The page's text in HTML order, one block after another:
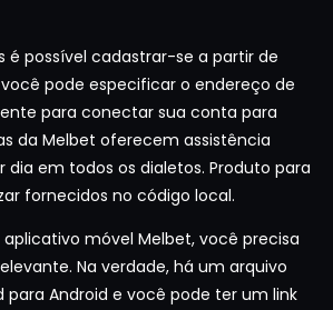
é possível cadastrar-se a partir de
pode especificar o endereço de
para conectar sua conta para
da Melbet oferecem assistência
dia em todos os dialetos. Produto para
fornecidos no código local.
aplicativo móvel Melbet, você precisa
Na verdade, há um arquivo
para Android e você pode ter um link